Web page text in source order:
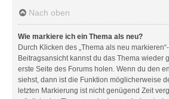
Nach oben
Wie markiere ich ein Thema als neu?
Durch Klicken des „Thema als neu
Beitragsansicht kannst du das Thema wieder
erste Seite des Forums holen. Wenn du den
siehst, dann ist die Funktion möglicherweise
letzten Markierung ist nicht genügend Zeit